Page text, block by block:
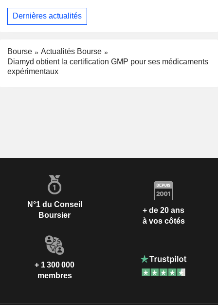
Dernières actualités
Bourse
Actualités Bourse
Diamyd obtient la certification GMP pour ses médicaments
expérimentaux
N°1 du Conseil
Boursier
+ de 20 ans
à vos côtés
+ 1 300 000
membres